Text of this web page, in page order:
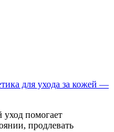
для ухода за кожей —
помогает
продлевать